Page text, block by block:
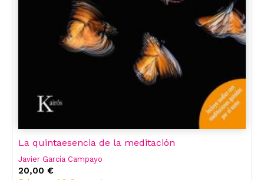
La quintaesencia de la meditación
Javier García Campayo
20,00 €